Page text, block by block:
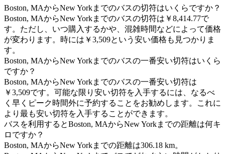
Boston, MAからNew Yorkまでのバスの切符はいくらですか？
Boston, MAからNew Yorkまでのバスの切符は￥8,414.77で
す。ただし、いつ購入するかや、混雑時間などによって価格
が変わります。時には￥3,509という安い価格も見つかりま
す。
Boston, MAからNew Yorkまでのバスの一番安い切符はいくら
ですか？
Boston, MAからNew Yorkまでのバスの一番安い切符は
￥3,509です。可能な限り安い切符を入手するには、なるべ
く早くピーク時間外に予約することをお勧めします。これに
より最も安い切符を入手することができます。
バスを利用するとBoston, MAからNew Yorkまでの距離は何キ
ロですか？
Boston, MAからNew Yorkまでの距離は306.18 km。